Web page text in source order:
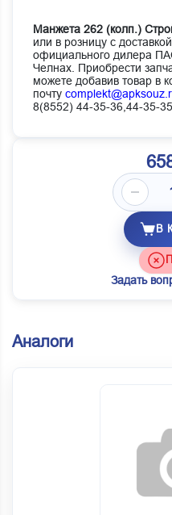
Манжета 262 (колп.)
или в розницу с
официального дилера
Челнах. Приобрести
можете добавив товар в
почту
8(8552) 44-35-36,44-35-
В
Задать
Аналоги